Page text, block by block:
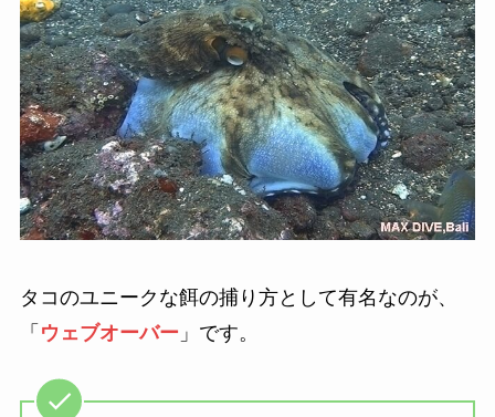
タコのユニークな餌の捕り方として有名なのが、
「 ウェブオーバー 」です。